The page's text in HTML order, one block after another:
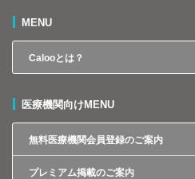
MENU
Calooとは？
医療機関向けMENU
無料医療機関会員登録のご案内
プレミアム掲載のご案内